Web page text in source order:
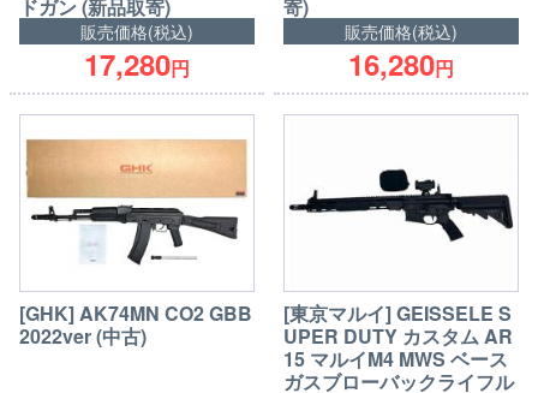
ドガン (新品取寄)
販売価格(税込)
17,280円
寄)
販売価格(税込)
16,280円
[GHK] AK74MN CO2 GBB
2022ver (中古)
[東京マルイ] GEISSELE S
UPER DUTY カスタム AR
15 マルイM4 MWS ベース
ガスブローバックライフル